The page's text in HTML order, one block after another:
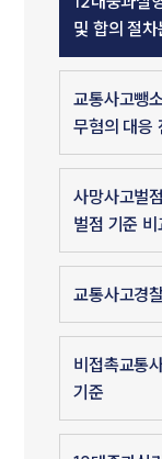
및 합의 절차
교통사고뺑
무혐의 대응
사망사고벌
벌점 기준 비
교통사고경
비접촉교통
기준